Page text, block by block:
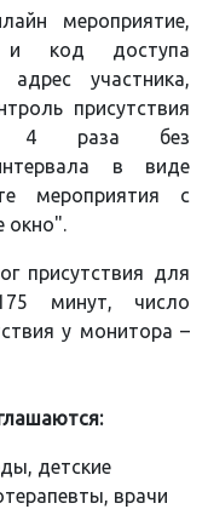
мероприятие,
и код доступа
участника,
присутствия
4 раза без
в виде
мероприятия с
окно".
присутствия для
минут, число
у монитора –
детские
врачи